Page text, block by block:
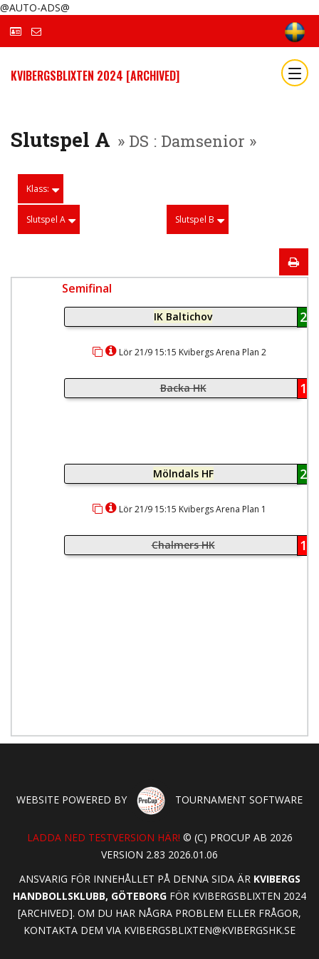
@AUTO-ADS@
KVIBERGSBLIXTEN 2024 [ARCHIVED]
Slutspel A » DS : Damsenior »
Klass:
Slutspel A Slutspel B
Semifinal
IK Baltichov 23
Lör 21/9 15:15 Kvibergs Arena Plan 2
Backa HK 14
Mölndals HF 22
Lör 21/9 15:15 Kvibergs Arena Plan 1
Chalmers HK 10
WEBSITE POWERED BY TOURNAMENT SOFTWARE
LADDA NED TESTVERSION HÄR! © (C) PROCUP AB 2026
VERSION 2.83 2026.01.06
ANSVARIG FÖR INNEHÅLLET PÅ DENNA SIDA ÄR KVIBERGS
HANDBOLLSKLUBB, GÖTEBORG FÖR KVIBERGSBLIXTEN 2024
[ARCHIVED]. OM DU HAR NÅGRA PROBLEM ELLER FRÅGOR,
KONTAKTA DEM VIA KVIBERGSBLIXTEN@KVIBERGSHK.SE